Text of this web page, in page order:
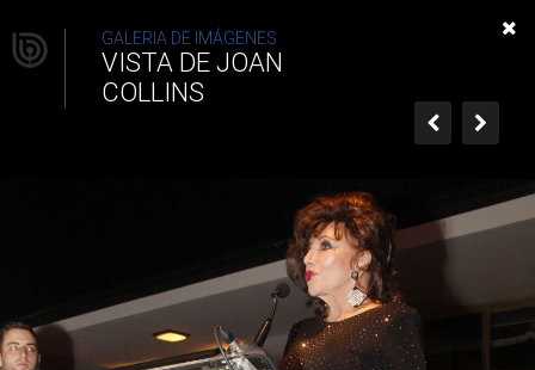
Vista de Joan Collins
GALERIA DE IMÁGENES
VISTA DE JOAN
COLLINS